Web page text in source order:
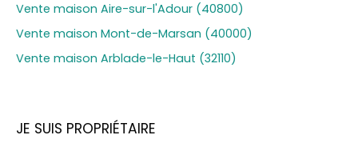
Vente maison Aire-sur-l'Adour (40800)
Vente maison Mont-de-Marsan (40000)
Vente maison Arblade-le-Haut (32110)
JE SUIS PROPRIÉTAIRE